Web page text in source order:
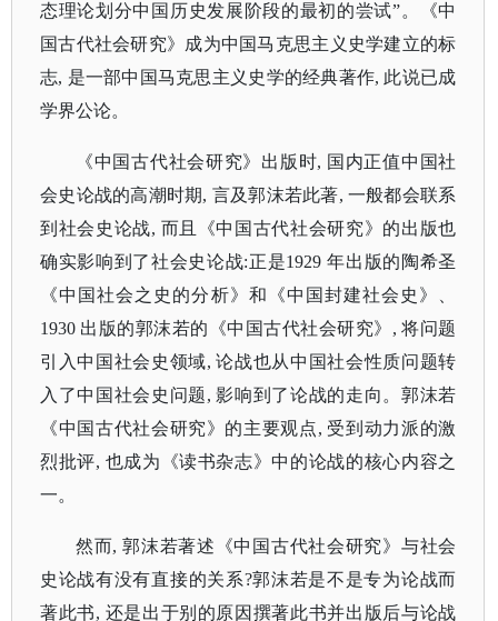
态理论划分中国历史发展阶段的最初的尝试”。《中
国古代社会研究》成为中国马克思主义史学建立的标
志, 是一部中国马克思主义史学的经典著作, 此说已成
学界公论。
《中国古代社会研究》出版时, 国内正值中国社
会史论战的高潮时期, 言及郭沫若此著, 一般都会联系
到社会史论战, 而且《中国古代社会研究》的出版也
确实影响到了社会史论战:正是1929 年出版的陶希圣
《中国社会之史的分析》和《中国封建社会史》、
1930 出版的郭沫若的《中国古代社会研究》, 将问题
引入中国社会史领域, 论战也从中国社会性质问题转
入了中国社会史问题, 影响到了论战的走向。郭沫若
《中国古代社会研究》的主要观点, 受到动力派的激
烈批评, 也成为 《读书杂志》中的论战的核心内容之
一。
然而, 郭沫若著述《中国古代社会研究》与社会
史论战有没有直接的关系?郭沫若是不是专为论战而
著此书, 还是出于别的原因撰著此书并出版后与论战